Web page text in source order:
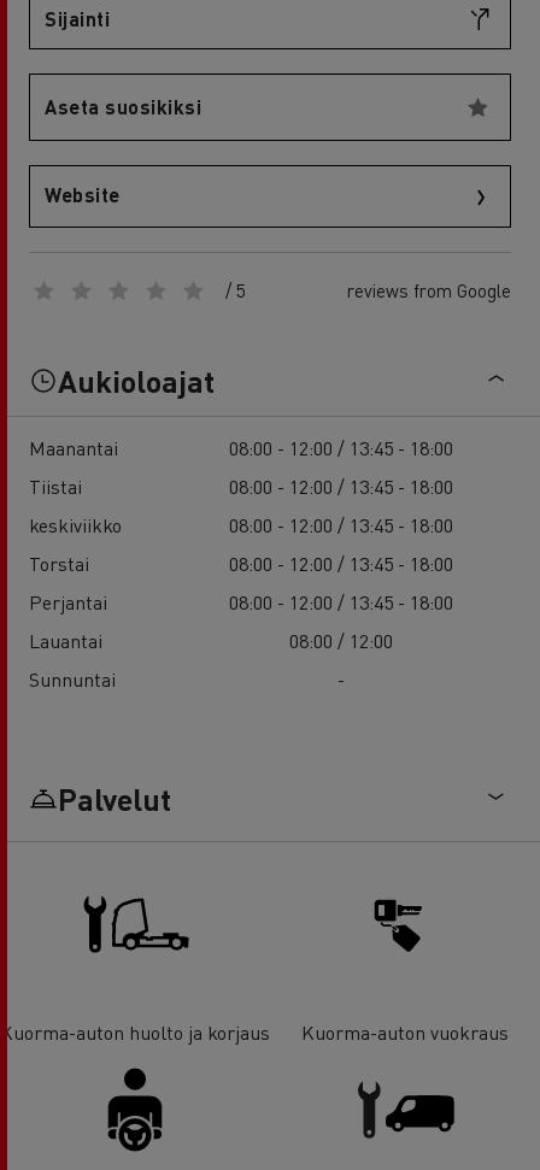
Sijainti
Aseta suosikiksi
Website
/ 5 reviews from Google
Aukioloajat
Maanantai
08:00 - 12:00 / 13:45 - 18:00
Tiistai
08:00 - 12:00 / 13:45 - 18:00
keskiviikko
08:00 - 12:00 / 13:45 - 18:00
Torstai
08:00 - 12:00 / 13:45 - 18:00
Perjantai
08:00 - 12:00 / 13:45 - 18:00
Lauantai
08:00 / 12:00
Sunnuntai
-
Palvelut
Kuorma-auton huolto ja korjaus Kuorma-auton vuokraus